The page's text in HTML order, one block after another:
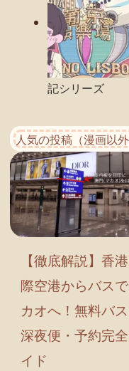
記シリーズ​
人気の投稿（漫画以外
【徹底解説】香
際空港からバス
カオへ！無料バス
深夜便・予約完
イド